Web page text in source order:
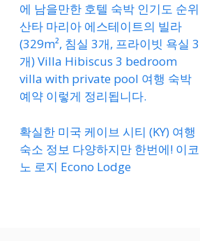
에 남을만한 호텔 숙박 인기도 순위
산타 마리아 에스테이트의 빌라
(329m², 침실 3개, 프라이빗 욕실 3
개) Villa Hibiscus 3 bedroom
villa with private pool 여행 숙박
예약 이렇게 정리됩니다.
확실한 미국 케이브 시티 (KY) 여행
숙소 정보 다양하지만 한번에! 이코
노 로지 Econo Lodge